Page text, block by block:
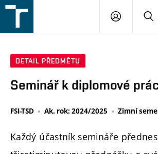
v
PŘIHLÁŠENÍ
DETAIL PŘEDMĚTU
Seminář k diplomové
FSI-TSD Ak. rok: 2024/2025 Zimní
Každý účastník semináře